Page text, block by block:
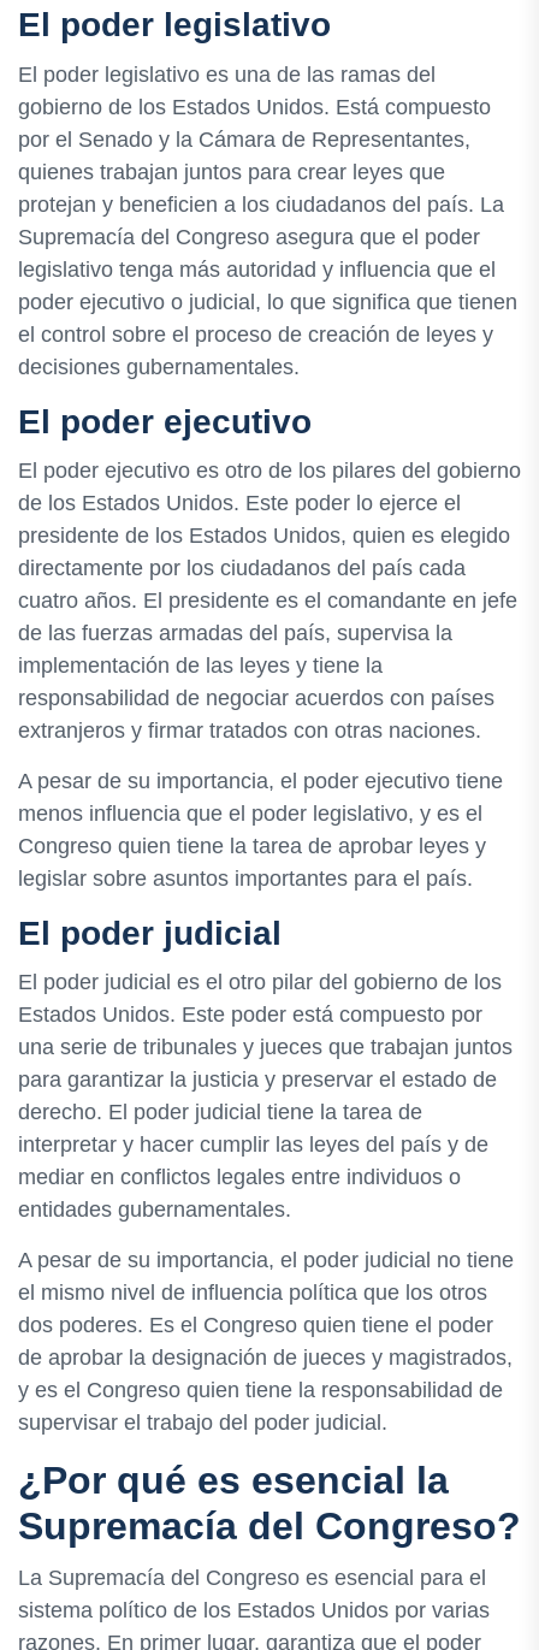
El poder legislativo
El poder legislativo es una de las ramas del
gobierno de los Estados Unidos. Está compuesto
por el Senado y la Cámara de Representantes,
quienes trabajan juntos para crear leyes que
protejan y beneficien a los ciudadanos del país. La
Supremacía del Congreso asegura que el poder
legislativo tenga más autoridad y influencia que el
poder ejecutivo o judicial, lo que significa que tienen
el control sobre el proceso de creación de leyes y
decisiones gubernamentales.
El poder ejecutivo
El poder ejecutivo es otro de los pilares del gobierno
de los Estados Unidos. Este poder lo ejerce el
presidente de los Estados Unidos, quien es elegido
directamente por los ciudadanos del país cada
cuatro años. El presidente es el comandante en jefe
de las fuerzas armadas del país, supervisa la
implementación de las leyes y tiene la
responsabilidad de negociar acuerdos con países
extranjeros y firmar tratados con otras naciones.
A pesar de su importancia, el poder ejecutivo tiene
menos influencia que el poder legislativo, y es el
Congreso quien tiene la tarea de aprobar leyes y
legislar sobre asuntos importantes para el país.
El poder judicial
El poder judicial es el otro pilar del gobierno de los
Estados Unidos. Este poder está compuesto por
una serie de tribunales y jueces que trabajan juntos
para garantizar la justicia y preservar el estado de
derecho. El poder judicial tiene la tarea de
interpretar y hacer cumplir las leyes del país y de
mediar en conflictos legales entre individuos o
entidades gubernamentales.
A pesar de su importancia, el poder judicial no tiene
el mismo nivel de influencia política que los otros
dos poderes. Es el Congreso quien tiene el poder
de aprobar la designación de jueces y magistrados,
y es el Congreso quien tiene la responsabilidad de
supervisar el trabajo del poder judicial.
¿Por qué es esencial la
Supremacía del Congreso?
La Supremacía del Congreso es esencial para el
sistema político de los Estados Unidos por varias
razones. En primer lugar, garantiza que el poder